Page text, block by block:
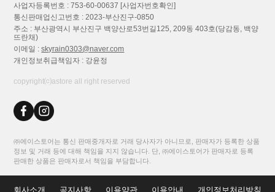
사업자등록번호 : 753-60-00637 [사업자번호확인]
통신판매업신고번호 : 2023-부산진구-0850
주소 : 부산광역시 부산진구 백양산로53번길125, 209동 403호(당감동, 백양
뜨란채)
이메일 :skyrain0303@naver.com
개인정보취급책임자 : 강윤정
copyright⒞astore all right reserved
㈜에이스토어는 통신 판매중개자로 거래 당사자가 아니므로, 판매자가 등록한 상품
정보 및 거래 등에 대해 책임을 지지 않습니다. 단, ㈜에이스토어가 판매자로 등록
판매한 상품은 판매자로서 책임을 부담합니다.
회사소개 공지사항 이용약관 이용안내 개인정보처리방침